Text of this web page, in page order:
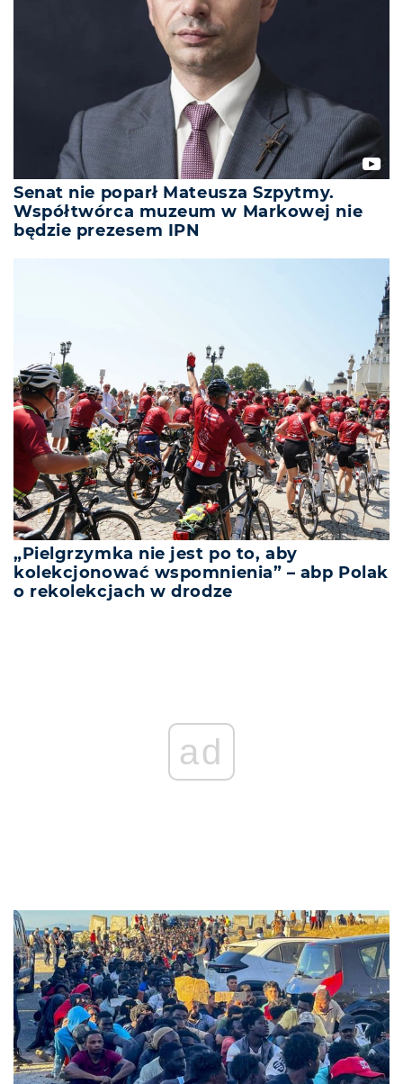
Senat nie poparł Mateusza Szpytmy.
Współtwórca muzeum w Markowej nie
będzie prezesem IPN
„Pielgrzymka nie jest po to, aby
kolekcjonować wspomnienia” – abp Polak
o rekolekcjach w drodze
ad